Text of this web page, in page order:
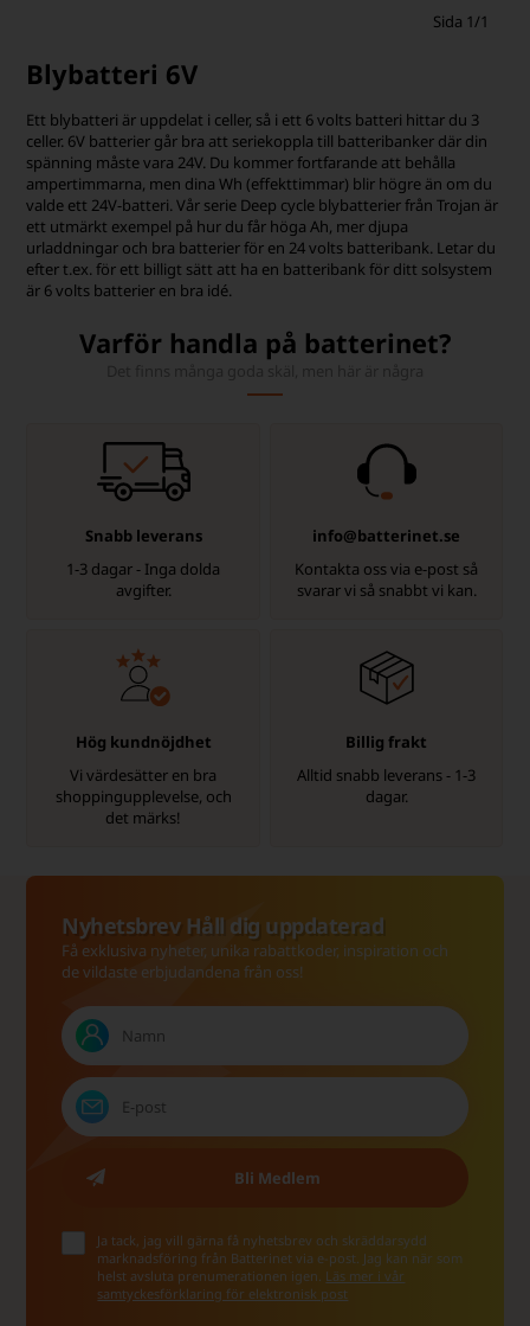
Sida 1/1
Blybatteri 6V
Ett blybatteri är uppdelat i celler, så i ett 6 volts batteri hittar du 3
celler. 6V batterier går bra att seriekoppla till batteribanker där din
spänning måste vara 24V. Du kommer fortfarande att behålla
ampertimmarna, men dina Wh (effekttimmar) blir högre än om du
valde ett 24V-batteri. Vår serie Deep cycle blybatterier från Trojan är
ett utmärkt exempel på hur du får höga Ah, mer djupa
urladdningar och bra batterier för en 24 volts batteribank. Letar du
efter t.ex. för ett billigt sätt att ha en batteribank för ditt solsystem
är 6 volts batterier en bra idé.
Varför handla på batterinet?
Snabb leverans
1-3 dagar - Inga dolda
avgifter.
info@batterinet.se
Kontakta oss via e-post så
svarar vi så snabbt vi kan.
Hög kundnöjdhet
Vi värdesätter en bra
shoppingupplevelse, och
det märks!
Billig frakt
Alltid snabb leverans - 1-3
dagar.
Nyhetsbrev Håll dig uppdaterad
Få exklusiva nyheter, unika rabattkoder, inspiration och
de vildaste erbjudandena från oss!
Ja tack, jag vill gärna få nyhetsbrev och skräddarsydd
marknadsföring från Batterinet via e-post. Jag kan när som
helst avsluta prenumerationen igen. Läs mer i vår
samtyckesförklaring för elektronisk post